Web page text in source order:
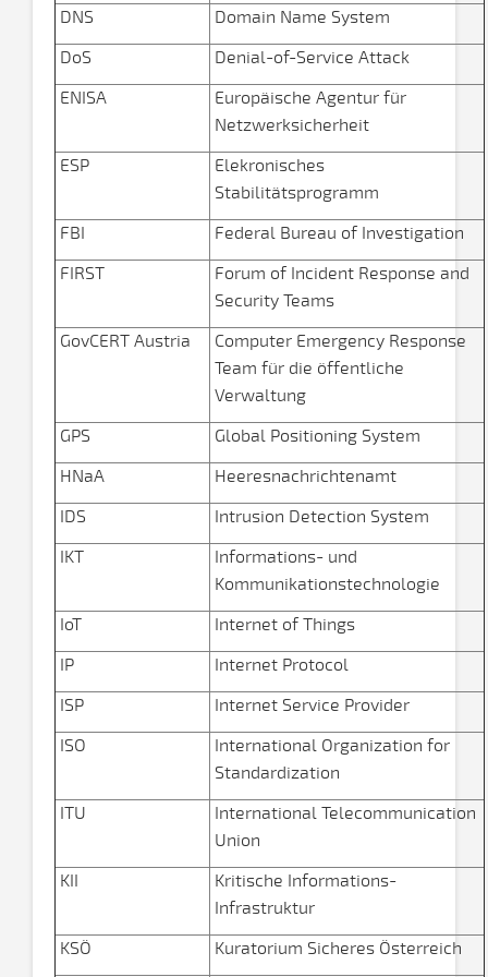
DNS
Domain Name System
DoS
Denial-of-Service Attack
ENISA
Europäische Agentur für
Netzwerksicherheit
ESP
Elekronisches
Stabilitätsprogramm
FBI
Federal Bureau of Investigation
FIRST
Forum of Incident Response and
Security Teams
GovCERT Austria
Computer Emergency Response
Team für die öffentliche
Verwaltung
GPS
Global Positioning System
HNaA
Heeresnachrichtenamt
IDS
Intrusion Detection System
IKT
Informations- und
Kommunikationstechnologie
IoT
Internet of Things
IP
Internet Protocol
ISP
Internet Service Provider
ISO
International Organization for
Standardization
ITU
International Telecommunication
Union
KII
Kritische Informations-
Infrastruktur
KSÖ
Kuratorium Sicheres Österreich